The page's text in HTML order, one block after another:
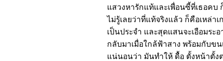
แสวงหารักแท้และเพื่อนซี้ที่เธอค
ไม่รู้เลยว่าที่แท้จริงแล้ว ก็คือเหล่า
เป็นประจำ และสุดแสนจะเอือมระ
กลับมาเมื่อใกล้ฟ้าสาง พร้อมกับข
แน่นอนว่า มันทำให้ ดื้อ ตั้งหน้าตั้ง